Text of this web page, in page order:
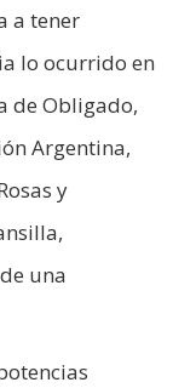
a tener
lo ocurrido en
de Obligado,
Argentina,
y
una